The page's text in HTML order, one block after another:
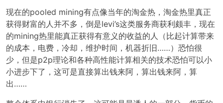
现在的pooled mining有点像当年的淘金热，淘金热里真正
获得财富的人并不多，倒是levi’s这类服务商获利颇丰，现在
的mining热里能真正获得有意义的收益的人（比起计算带来
的成本，电费，冷却，维护时间，机器折旧……）恐怕很
少，但是p2p理论和各种高性能计算相关的技术恐怕可以小
小进步下了，这可是直接算出钱来阿，算出钱来阿，算
出……